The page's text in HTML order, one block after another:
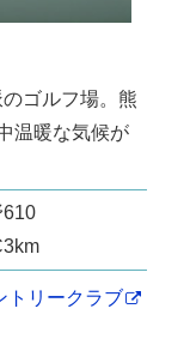
ゴルフ場。熊
温暖な気候が
610
トリークラブ